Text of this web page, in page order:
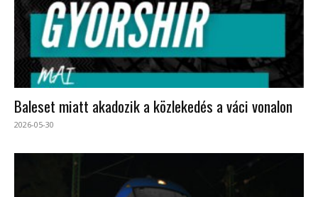
Baleset miatt akadozik a közlekedés a váci vonalon
2026-05-30